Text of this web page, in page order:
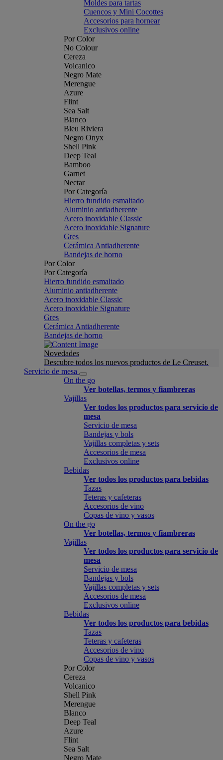
Moldes para tartas
Cuencos y Mini Cocottes
Accesorios para hornear
Exclusivos online
Por Color
No Colour
Cereza
Volcanico
Negro Mate
Merengue
Azure
Flint
Sea Salt
Blanco
Bleu Riviera
Negro Onyx
Shell Pink
Deep Teal
Bamboo
Garnet
Nectar
Por Categoría
Hierro fundido esmaltado
Aluminio antiadherente
Acero inoxidable Classic
Acero inoxidable Signature
Gres
Cerámica Antiadherente
Bandejas de horno
Por Color
Por Categoría
Hierro fundido esmaltado
Aluminio antiadherente
Acero inoxidable Classic
Acero inoxidable Signature
Gres
Cerámica Antiadherente
Bandejas de horno
Novedades
Descubre todos los nuevos productos de Le Creuset.
Servicio de mesa
On the go
Ver botellas, termos y fiambreras
Vajillas
Ver todos los productos para servicio de
mesa
Servicio de mesa
Bandejas y bols
Vajillas completas y sets
Accesorios de mesa
Exclusivos online
Bebidas
Ver todos los productos para bebidas
Tazas
Teteras y cafeteras
Accesorios de vino
Copas de vino y vasos
On the go
Ver botellas, termos y fiambreras
Vajillas
Ver todos los productos para servicio de
mesa
Servicio de mesa
Bandejas y bols
Vajillas completas y sets
Accesorios de mesa
Exclusivos online
Bebidas
Ver todos los productos para bebidas
Tazas
Teteras y cafeteras
Accesorios de vino
Copas de vino y vasos
Por Color
Cereza
Volcanico
Shell Pink
Merengue
Blanco
Deep Teal
Azure
Flint
Sea Salt
Negro Mate